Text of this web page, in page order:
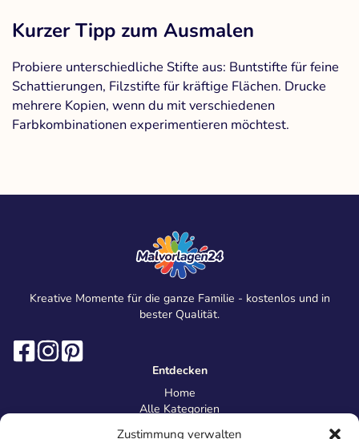
Zustimmung verwalten
Kurzer Tipp zum Ausmalen
Probiere unterschiedliche Stifte aus: Buntstifte für feine
Schattierungen, Filzstifte für kräftige Flächen. Drucke
mehrere Kopien, wenn du mit verschiedenen
Farbkombinationen experimentieren möchtest.
Kreative Momente für die ganze Familie - kostenlos und in
bester Qualität.
Entdecken
Home
Alle Kategorien